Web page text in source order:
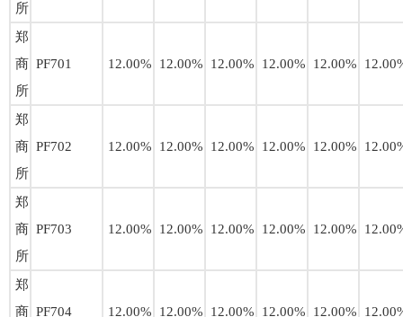
所
郑
商
所
PF701 12.00% 12.00% 12.00% 12.00% 12.00%
郑
商
所
PF702 12.00% 12.00% 12.00% 12.00% 12.00%
郑
商
所
PF703 12.00% 12.00% 12.00% 12.00% 12.00%
郑
商 PF704 12.00% 12.00% 12.00% 12.00% 12.00%